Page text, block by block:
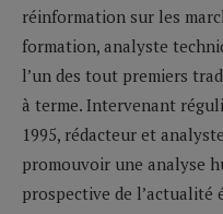
réinformation sur les
formation, analyste
l’un des tout premiers
à terme. Intervenant
1995, rédacteur et
promouvoir une analyse
prospective de l’actualité